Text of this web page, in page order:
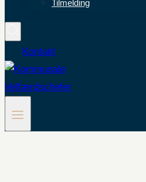
Tilmelding
Kontakt